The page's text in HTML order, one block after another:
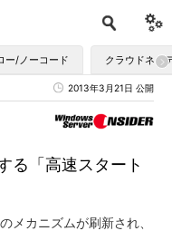
ー/ノーコード クラウドネイ
2013年3月21日 公開
る「高速スタート
メカニズムが刷新され、